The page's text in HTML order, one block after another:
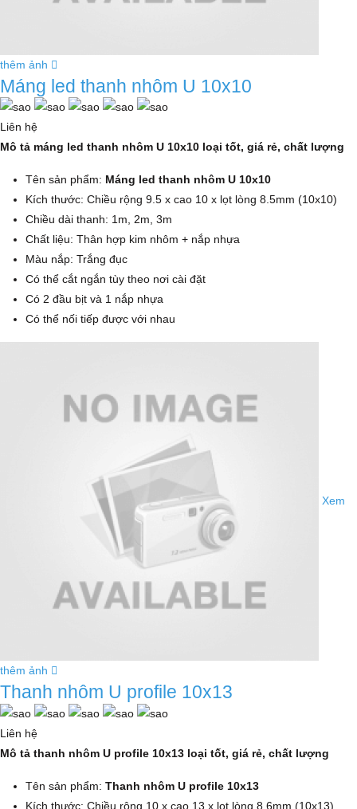
thêm ảnh
Máng led thanh nhôm U 10x10
Liên hệ
Mô tả máng led thanh nhôm U 10x10 loại tốt, giá rẻ, chất lượng
Tên sản phẩm: Máng led thanh nhôm U 10x10
Kích thước: Chiều rộng 9.5 x cao 10 x lọt lòng 8.5mm (10x10)
Chiều dài thanh: 1m, 2m, 3m
Chất liệu: Thân hợp kim nhôm + nắp nhựa
Màu nắp: Trắng đục
Có thể cắt ngắn tùy theo nơi cài đặt
Có 2 đầu bịt và 1 nắp nhựa
Có thể nối tiếp được với nhau
Xem
thêm ảnh
Thanh nhôm U profile 10x13
Liên hệ
Mô tả thanh nhôm U profile 10x13 loại tốt, giá rẻ, chất lượng
Tên sản phẩm: Thanh nhôm U profile 10x13
Kích thước: Chiều rộng 10 x cao 13 x lọt lòng 8.6mm (10x13)